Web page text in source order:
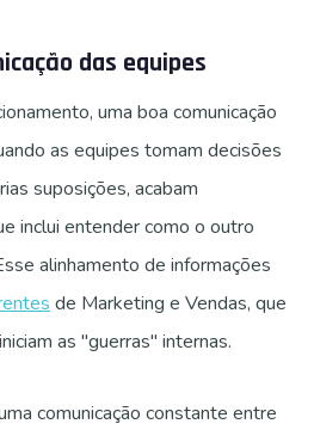
das equipes
uma boa comunicação
as equipes tomam decisões
suposições, acabam
inclui entender como o outro
alinhamento de informações
de Marketing e Vendas, que
as "guerras" internas.
comunicação constante entre